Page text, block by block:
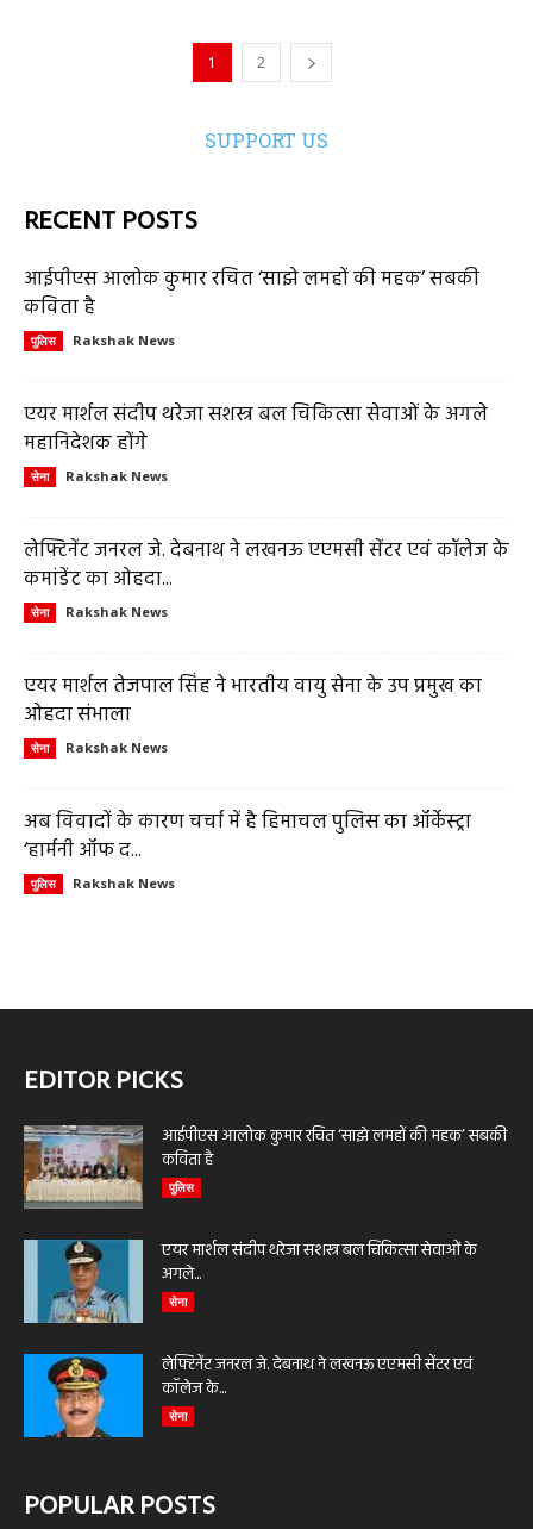
1 2
SUPPORT US
RECENT POSTS
आईपीएस आलोक कुमार रचित ‘साझे लमहों की महक’ सबकी
कविता है
पुलिस Rakshak News
एयर मार्शल संदीप थरेजा सशस्त्र बल चिकित्सा सेवाओं के अगले
महानिदेशक होंगे
सेना Rakshak News
लेफ्टिनेंट जनरल जे. देबनाथ ने लखनऊ एएमसी सेंटर एवं कॉलेज के
कमांडेंट का ओहदा...
सेना Rakshak News
एयर मार्शल तेजपाल सिंह ने भारतीय वायु सेना के उप प्रमुख का
ओहदा संभाला
सेना Rakshak News
अब विवादों के कारण चर्चा में है हिमाचल पुलिस का ऑर्केस्ट्रा
‘हार्मनी ऑफ द...
पुलिस Rakshak News
EDITOR PICKS
आईपीएस आलोक कुमार रचित ‘साझे लमहों की महक’ सबकी
कविता है
पुलिस
एयर मार्शल संदीप थरेजा सशस्त्र बल चिकित्सा सेवाओं के
अगले...
सेना
लेफ्टिनेंट जनरल जे. देबनाथ ने लखनऊ एएमसी सेंटर एवं
कॉलेज के...
सेना
POPULAR POSTS